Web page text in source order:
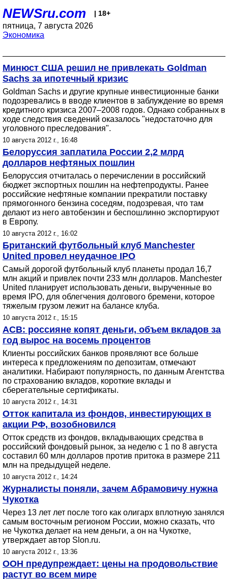
NEWSru.com | 18+
пятница, 7 августа 2026
Экономика
​Минюст США решил не привлекать Goldman
Sachs за ипотечный кризис
Goldman Sachs и другие крупные инвестиционные банки
подозревались в вводе клиентов в заблуждение во время
кредитного кризиса 2007–2008 годов. Однако собранных в
ходе следствия сведений оказалось "недостаточно для
уголовного преследования".
10 августа 2012 г., 16:48
Белоруссия заплатила России 2,2 млрд
долларов нефтяных пошлин
Белоруссия отчиталась о перечислении в российский
бюджет экспортных пошлин на нефтепродукты. Ранее
российские нефтяные компании прекратили поставку
прямогонного бензина соседям, подозревая, что там
делают из него автобензин и беспошлинно экспортируют
в Европу.
10 августа 2012 г., 16:02
Британский футбольный клуб Manchester
United провел неудачное IPO
Самый дорогой футбольный клуб планеты продал 16,7
млн акций и привлек почти 233 млн долларов. Manchester
United планирует использовать деньги, вырученные во
время IPO, для облегчения долгового бремени, которое
тяжелым грузом лежит на балансе клуба.
10 августа 2012 г., 15:15
АСВ: россияне копят деньги, объем вкладов за
год вырос на восемь процентов
Клиенты российских банков проявляют все больше
интереса к предложениям по депозитам, отмечают
аналитики. Набирают популярность, по данным Агентства
по страхованию вкладов, короткие вклады и
сберегательные сертификаты.
10 августа 2012 г., 14:31
Отток капитала из фондов, инвестирующих в
акции РФ, возобновился
Отток средств из фондов, вкладывающих средства в
российский фондовый рынок, за неделю с 1 по 8 августа
составил 60 млн долларов против притока в размере 211
млн на предыдущей неделе.
10 августа 2012 г., 14:24
Журналисты поняли, зачем Абрамовичу нужна
Чукотка
Через 13 лет лет после того как олигарх вплотную занялся
самым восточным регионом России, можно сказать, что
не Чукотка делает на нем деньги, а он на Чукотке,
утверждает автор Slon.ru.
10 августа 2012 г., 13:36
ООН предупреждает: цены на продовольствие
растут во всем мире